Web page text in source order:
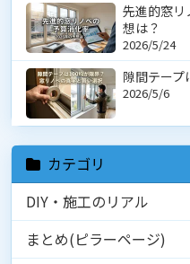
先進的窓リ
想は？
2026/5/24
隙間テー
2026/5/6
カテゴリ
DIY・施工のリアル
まとめ(ピラーページ)